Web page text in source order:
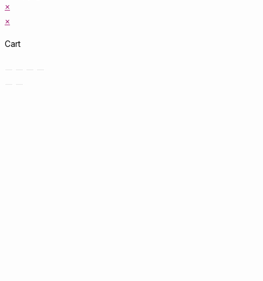
×
×
Cart